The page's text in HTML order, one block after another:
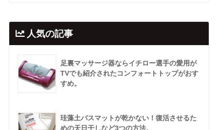
人気の記事
足裏マッサージ器ならイチロー選手の愛用が
TVでも紹介されたコンフォートトップがおす
すめ。
珪藻土バスマットが乾かない！復活させるた
めの天日干しなど3つの方法。